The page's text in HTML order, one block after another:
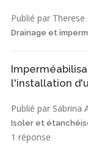
Publié par Therese
Drainage et
l'installation
Publié par Sabrina
Isoler et
1 réponse